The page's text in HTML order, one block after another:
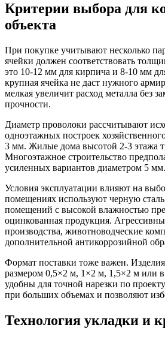
Критерии выбора для
объекта
При покупке учитывают несколько
ячейки должен соответствовать
это 10-12 мм для кирпича и 8-10 мм
крупная ячейка не даст нужного
мелкая увеличит расход металла без
прочности.
Диаметр проволоки рассчитывают
одноэтажных построек
3 мм. Жилые дома высотой 2-3 этажа
Многоэтажное строительство
усиленных вариантов диаметром 5 мм.
Условия эксплуатации влияют на
помещениях используют черную
помещений с высокой влажностью
оцинкованная продукция.
производства, животноводческие
дополнительной антикоррозийной
Формат поставки тоже важен.
размером 0,5×2 м, 1×2 м, 1,5×2 м или
удобны для точной нарезки по
при больших объемах и позволяют
Технология укладки и